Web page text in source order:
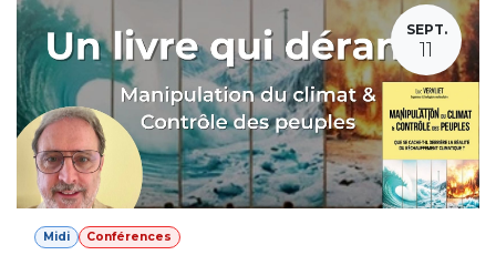
SEPT.
11
Midi Conférences